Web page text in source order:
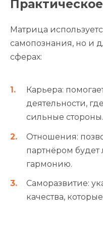
Матрица
самопознания, но и
сферах:
Карьера:
деятельности,
сильные стороны.
Отношения:
партнёром будет
гармонию.
Саморазвитие:
качества,